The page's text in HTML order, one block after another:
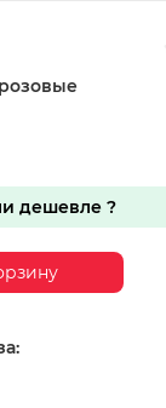
дешевле ?